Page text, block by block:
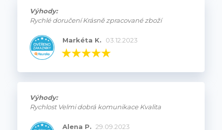
Výhody:
Rychlé doručení Krásně zpracované zboží
Markéta K. 03.12.2023
Výhody:
Rychlost Velmi dobrá komunikace Kvalita
Alena P. 29.09.2023